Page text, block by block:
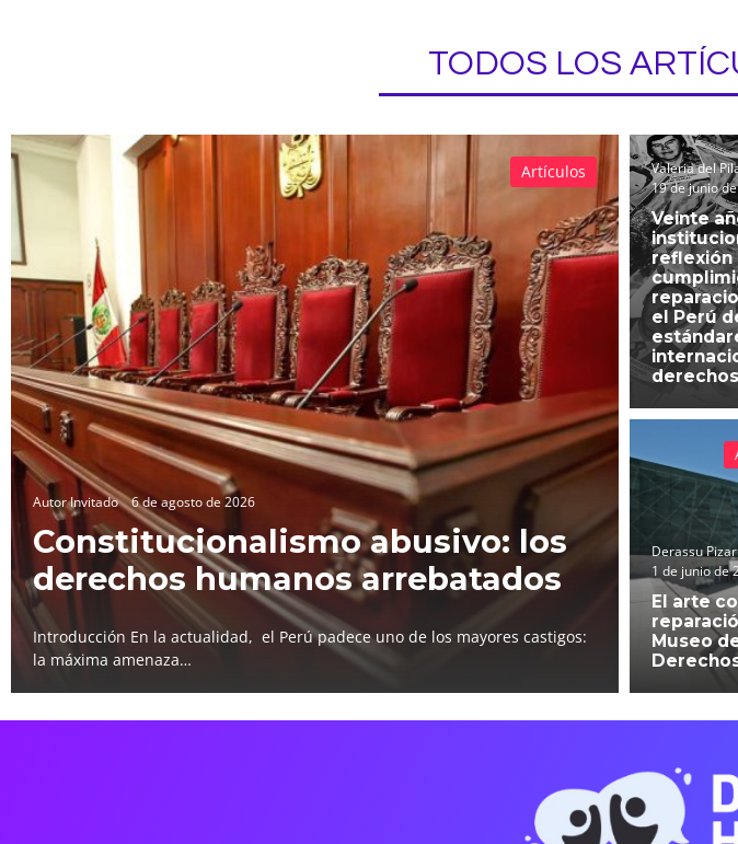
TODOS LOS
Autor Invitado 6 de agosto de 2026
Constitucionalismo abusivo: los
derechos humanos arrebatados
Introducción En la actualidad, el Perú padece uno de los mayores castigos:
la máxima amenaza…
Artículos
Valeria del
19 de junio
Veinte
el Perú
Derassu
1 de junio de
El arte
Museo